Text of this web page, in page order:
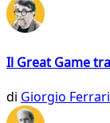
Il Great Game
di Giorgio Ferrari